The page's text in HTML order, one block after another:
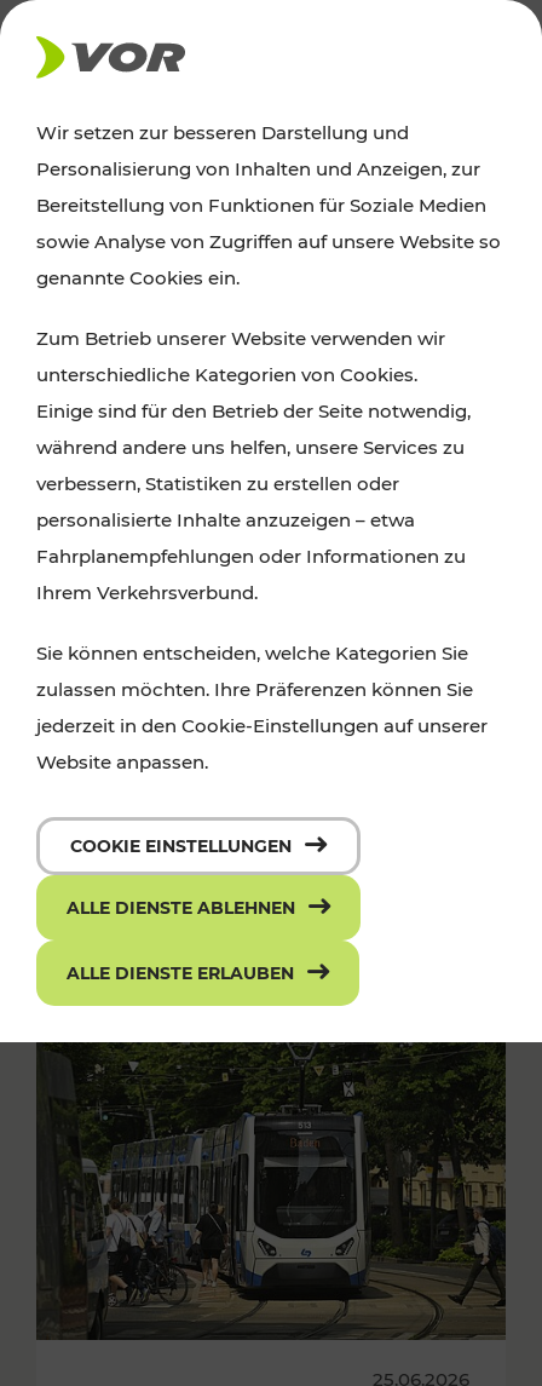
AKTUELLES
News
Alle wichtigen Meldungen zu Fahrplanänderungen,
finden Sie hier im Überblick.
25.06.2026
Wir setzen zur besseren Darstellung und
Personalisierung von Inhalten und Anzeigen, zur
Bereitstellung von Funktionen für Soziale Medien
sowie Analyse von Zugriffen auf unsere Website so
genannte Cookies ein.
Zum Betrieb unserer Website verwenden wir
unterschiedliche Kategorien von Cookies.
Einige sind für den Betrieb der Seite notwendig,
während andere uns helfen, unsere Services zu
verbessern, Statistiken zu erstellen oder
personalisierte Inhalte anzuzeigen – etwa
Fahrplanempfehlungen oder Informationen zu
Ihrem Verkehrsverbund.
Sie können entscheiden, welche Kategorien Sie
zulassen möchten. Ihre Präferenzen können Sie
jederzeit in den Cookie-Einstellungen auf unserer
Website anpassen.
COOKIE EINSTELLUNGEN
ALLE DIENSTE ABLEHNEN
ALLE DIENSTE ERLAUBEN